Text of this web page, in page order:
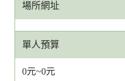
場所網址
單人預算
0元~0元